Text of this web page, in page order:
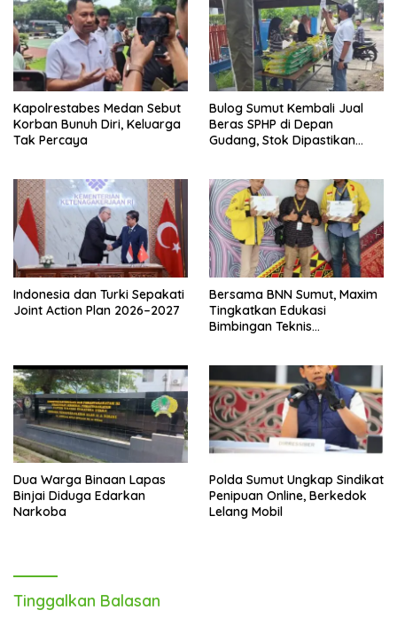
Kapolrestabes Medan Sebut
Korban Bunuh Diri, Keluarga
Tak Percaya
Bulog Sumut Kembali Jual
Beras SPHP di Depan
Gudang, Stok Dipastikan
Indonesia dan Turki Sepakati
Joint Action Plan 2026–2027
Bersama BNN Sumut, Maxim
Tingkatkan Edukasi
Bimbingan Teknis
Dua Warga Binaan Lapas
Binjai Diduga Edarkan
Narkoba
Polda Sumut Ungkap Sindikat
Penipuan Online, Berkedok
Lelang Mobil
Tinggalkan Balasan